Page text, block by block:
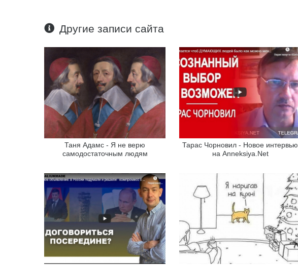
Другие записи сайта
Таня Адамс - Я не верю
самодостаточным людям
Тарас Чорновил - Новое интервью
на Anneksiya.Net